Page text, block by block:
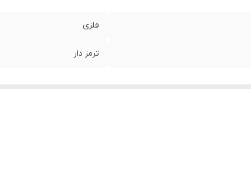
فلزی
ترمز دار